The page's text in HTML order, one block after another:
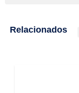
Relacionados